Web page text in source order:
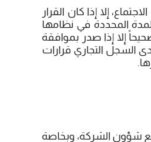
إلا إذا كان القرار
المحددة في نظامها
إلا إذا صدر بموافقة
السجل التجاري قرارات
شؤون الشركة، وبخاصة